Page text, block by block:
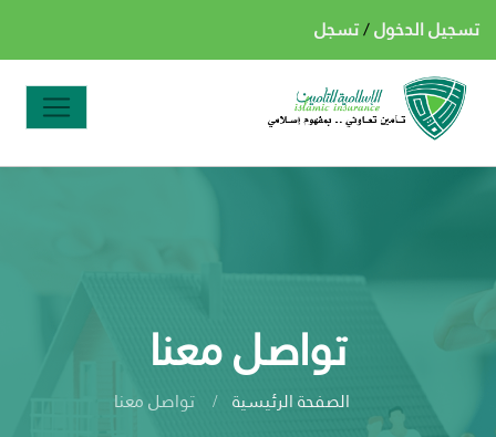
تسجيل الدخول/تسجل
تواصل معنا
الصفحة الرئيسية تواصل معنا